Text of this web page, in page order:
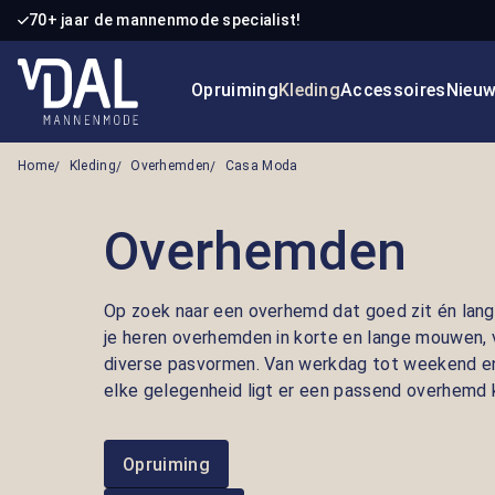
de hoofdinhoud
Ga naar de zoekopdracht
Ga naar de hoofdnavigatie
70+ jaar de mannenmode specialist!
OpruimingKledingAccessoires
Home Kleding Overhemden Casa Moda
Overhemden
Op zoek naar een overhemd dat goed zit én
jeheren overhemden in korte en lange
diverse pasvormen. Van werkdag tot weekend
elke gelegenheid ligt er een passend overhemd
Opruiming